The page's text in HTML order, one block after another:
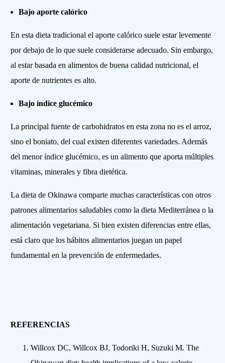
Bajo aporte calórico
En esta dieta tradicional el aporte calórico suele estar levemente
por debajo de lo que suele considerarse adecuado. Sin embargo,
al estar basada en alimentos de buena calidad nutricional, el
aporte de nutrientes es alto.
Bajo índice glucémico
La principal fuente de carbohidratos en esta zona no es el arroz,
sino el boniato, del cual existen diferentes variedades. Además
del menor índice glucémico, es un alimento que aporta múltiples
vitaminas, minerales y fibra dietética.
La dieta de Okinawa comparte muchas características con otros
patrones alimentarios saludables como la dieta Mediterránea o la
alimentación vegetariana. Si bien existen diferencias entre ellas,
está claro que los hábitos alimentarios juegan un papel
fundamental en la prevención de enfermedades.
REFERENCIAS
Willcox DC, Willcox BJ, Todoriki H, Suzuki M. The